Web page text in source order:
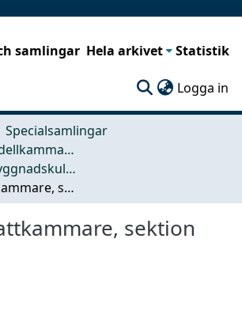
samlingar Hela arkivet Statistik
Logga in
Specialsamlingar
Chalmers modellkammare
Traditionell byggnadskultur
Atreus' skattkammare, sektion
sektion